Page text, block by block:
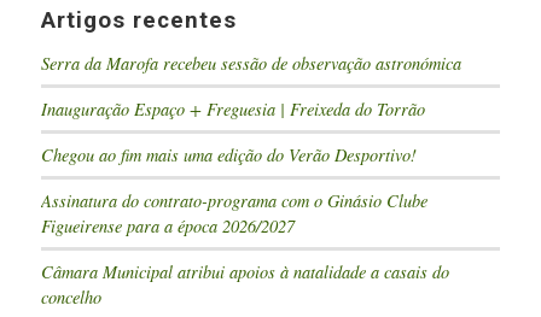
Artigos recentes
Serra da Marofa recebeu sessão de observação astronómica
Inauguração Espaço + Freguesia | Freixeda do Torrão
Chegou ao fim mais uma edição do Verão Desportivo!
Assinatura do contrato-programa com o Ginásio Clube
Figueirense para a época 2026/2027
Câmara Municipal atribui apoios à natalidade a casais do
concelho